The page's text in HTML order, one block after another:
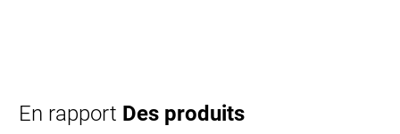
En rapport Des produits